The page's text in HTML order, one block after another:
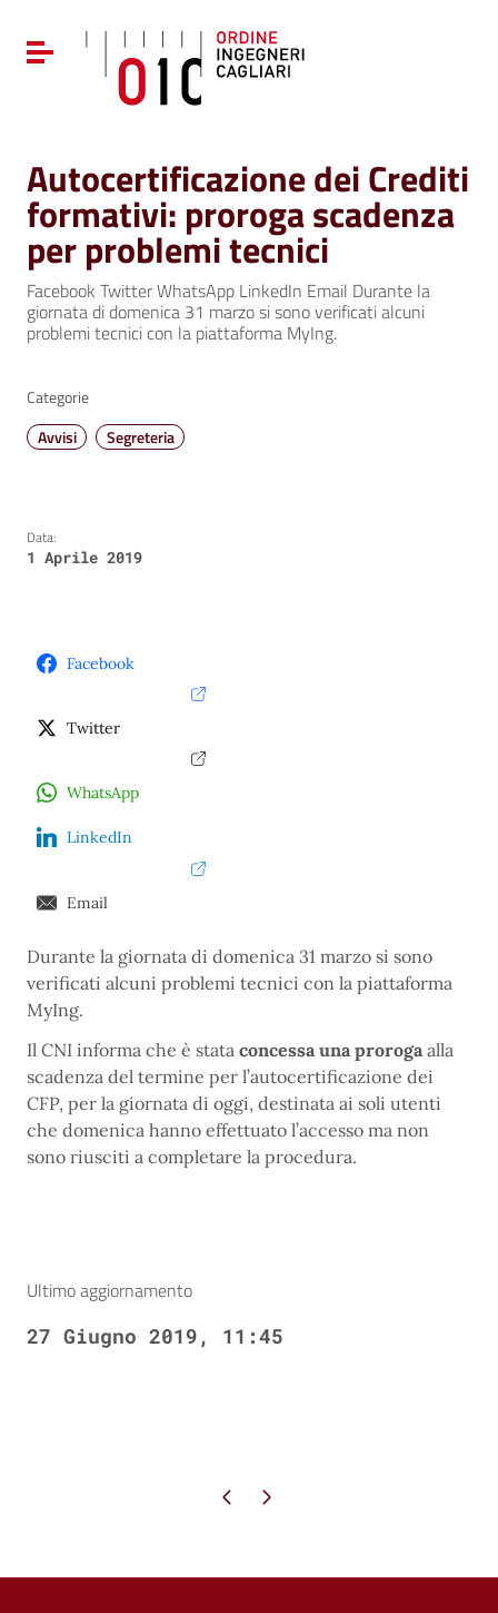
Vai al menu di navigazione
Vai al footer
Attiva / disattiva la navigazione
Autocertificazione dei Crediti
formativi: proroga scadenza
per problemi tecnici
Facebook Twitter WhatsApp LinkedIn Email Durante la
giornata di domenica 31 marzo si sono verificati alcuni
problemi tecnici con la piattaforma MyIng.
Categorie
Avvisi
Segreteria
Data:
1 Aprile 2019
Facebook
Twitter
WhatsApp
LinkedIn
Email
Durante la giornata di domenica 31 marzo si sono
verificati alcuni problemi tecnici con la piattaforma
MyIng.
Il CNI informa che è stata concessa una proroga alla
scadenza del termine per l’autocertificazione dei
CFP, per la giornata di oggi, destinata ai soli utenti
che domenica hanno effettuato l’accesso ma non
sono riusciti a completare la procedura.
Ultimo aggiornamento
27 Giugno 2019, 11:45
Pagina precedente
Pagina successiva